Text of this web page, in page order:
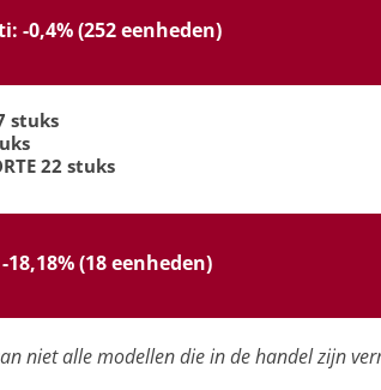
-0,4% (252 eenheden)
stuks
22 stuks
(18 eenheden)
niet alle modellen die in de handel zijn